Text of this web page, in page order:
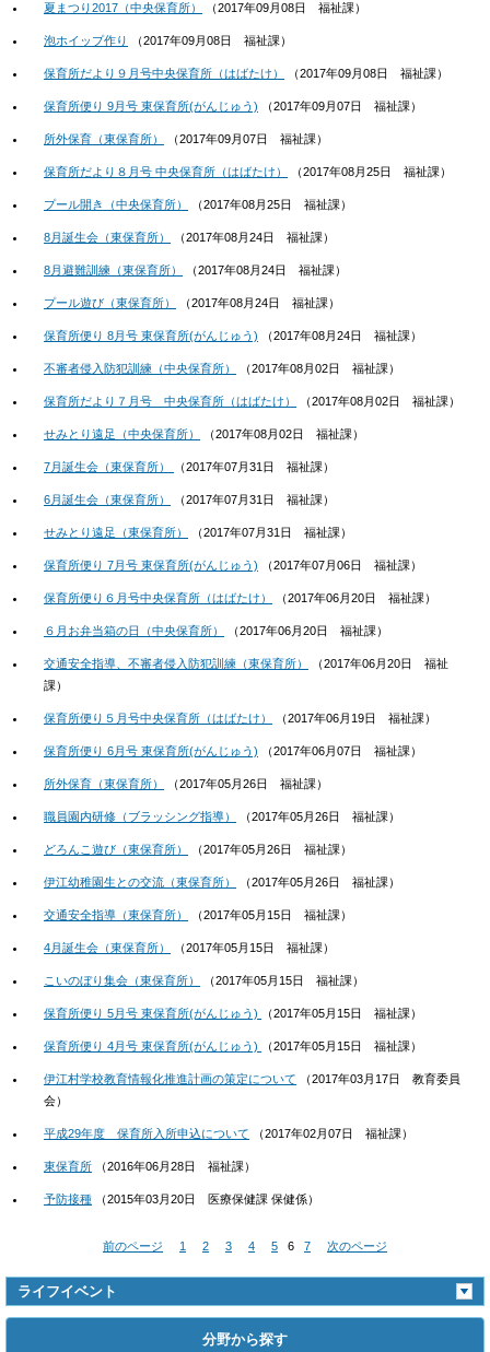
夏まつり2017（中央保育所） （2017年09月08日 福祉課）
泡ホイップ作り （2017年09月08日 福祉課）
保育所だより９月号中央保育所（はばたけ） （2017年09月08日 福祉課）
保育所便り 9月号 東保育所(がんじゅう) （2017年09月07日 福祉課）
所外保育（東保育所） （2017年09月07日 福祉課）
保育所だより８月号 中央保育所（はばたけ） （2017年08月25日 福祉課）
プール開き（中央保育所） （2017年08月25日 福祉課）
8月誕生会（東保育所） （2017年08月24日 福祉課）
8月避難訓練（東保育所） （2017年08月24日 福祉課）
プール遊び（東保育所） （2017年08月24日 福祉課）
保育所便り 8月号 東保育所(がんじゅう) （2017年08月24日 福祉課）
不審者侵入防犯訓練（中央保育所） （2017年08月02日 福祉課）
保育所だより７月号 中央保育所（はばたけ） （2017年08月02日 福祉課）
せみとり遠足（中央保育所） （2017年08月02日 福祉課）
7月誕生会（東保育所） （2017年07月31日 福祉課）
6月誕生会（東保育所） （2017年07月31日 福祉課）
せみとり遠足（東保育所） （2017年07月31日 福祉課）
保育所便り 7月号 東保育所(がんじゅう) （2017年07月06日 福祉課）
保育所便り６月号中央保育所（はばたけ） （2017年06月20日 福祉課）
６月お弁当箱の日（中央保育所） （2017年06月20日 福祉課）
交通安全指導、不審者侵入防犯訓練（東保育所） （2017年06月20日
福祉
課）
保育所便り５月号中央保育所（はばたけ） （2017年06月19日 福祉課）
保育所便り 6月号 東保育所(がんじゅう) （2017年06月07日 福祉課）
所外保育（東保育所） （2017年05月26日 福祉課）
職員園内研修（ブラッシング指導） （2017年05月26日 福祉課）
どろんこ遊び（東保育所） （2017年05月26日 福祉課）
伊江幼稚園生との交流（東保育所） （2017年05月26日 福祉課）
交通安全指導（東保育所） （2017年05月15日 福祉課）
4月誕生会（東保育所） （2017年05月15日 福祉課）
こいのぼり集会（東保育所） （2017年05月15日 福祉課）
保育所便り 5月号 東保育所(がんじゅう) （2017年05月15日 福祉課）
保育所便り 4月号 東保育所(がんじゅう) （2017年05月15日 福祉課）
伊江村学校教育情報化推進計画の策定について （2017年03月17日
教育委員
会）
平成29年度 保育所入所申込について （2017年02月07日 福祉課）
東保育所 （2016年06月28日 福祉課）
予防接種 （2015年03月20日 医療保健課 保健係）
前のページ 1 2 3 4 5 6 7 次のページ
ライフイベント
分野から探す